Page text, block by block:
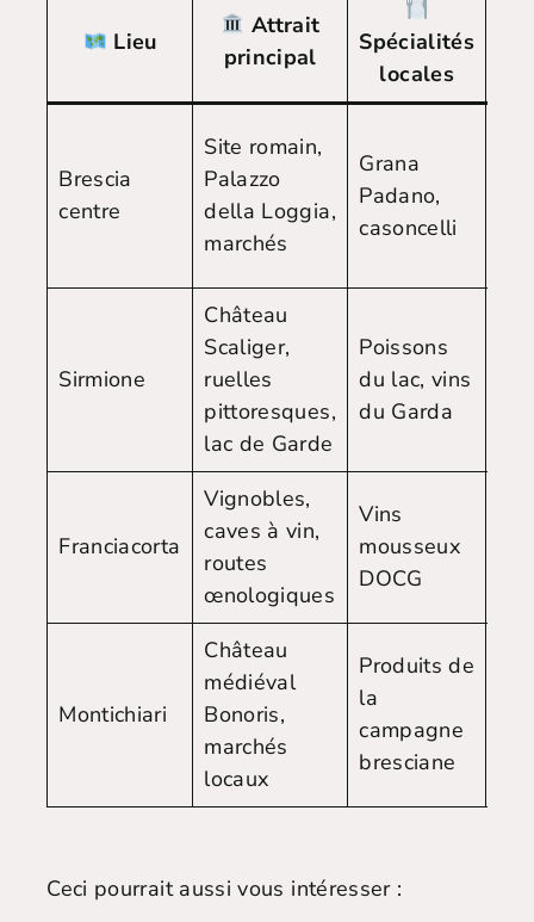
Lieu
Attrait
principal
Spécialités
locales
Brescia
centre
Site romain,
Palazzo
della Loggia,
marchés
Grana
Padano,
casoncelli
Sirmione
Château
Scaliger,
ruelles
pittoresques,
lac de Garde
Poissons
du lac, vins
du Garda
Franciacorta
Vignobles,
caves à vin,
routes
œnologiques
Vins
mousseux
DOCG
Montichiari
Château
médiéval
Bonoris,
marchés
locaux
Produits de
la
campagne
bresciane
Ceci pourrait aussi vous intéresser :